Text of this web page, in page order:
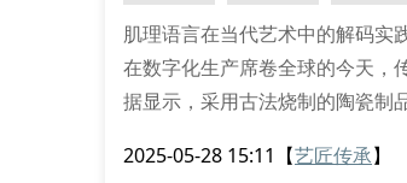
肌理语言在当代艺术中的解码实
在数字化生产席卷全球的今天，
据显示，采用古法烧制的陶瓷制
材质对话中的时空编码
2025-05-28 15:11 【艺匠传承】